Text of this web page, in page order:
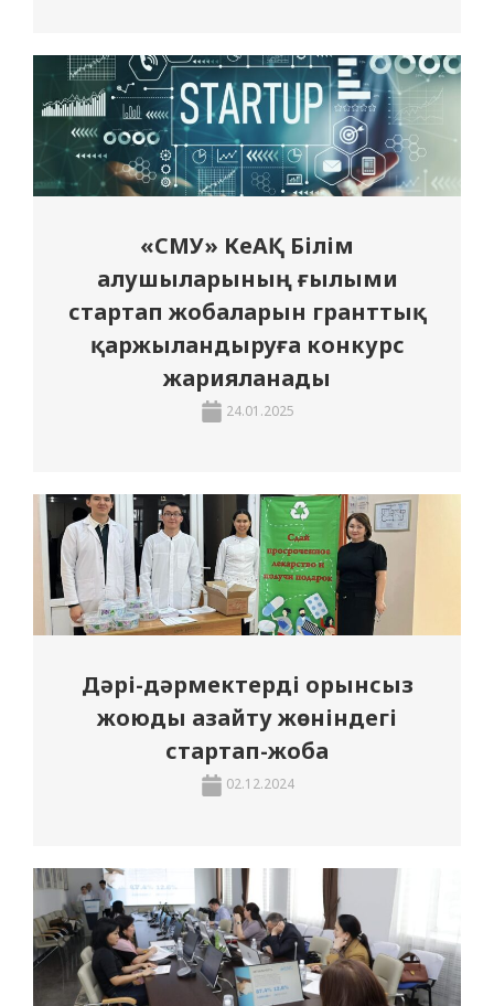
«СМУ» КеАҚ Білім
алушыларының ғылыми
стартап жобаларын гранттық
қаржыландыруға конкурс
жарияланады
24.01.2025
Дәрі-дәрмектерді орынсыз
жоюды азайту жөніндегі
стартап-жоба
02.12.2024